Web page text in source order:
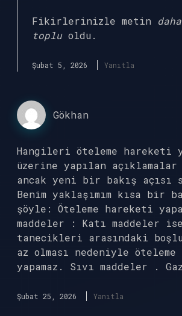
Fikirlerinizle metin
topluoldu.
Şubat 5, 2026 Yanıtla
Gökhan
Hangileri öteleme hareketi
üzerine yapılan
ancak yeni bir bakış açısı
Benim yaklaşımım kısa bir
şöyle: Öteleme hareketi
maddeler : Katı maddeler ise
tanecikleri arasındaki
az olması nedeniyle
yapamaz. Sıvı maddeler .
Şubat 25, 2026 Yanıtla